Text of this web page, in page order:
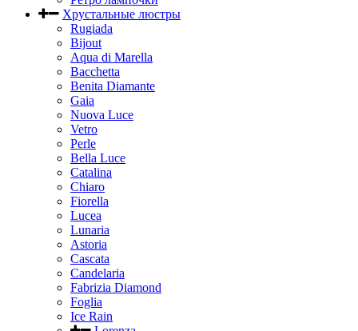
Хрустальные люстры
Rugiada
Bijout
Aqua di Marella
Bacchetta
Benita Diamante
Gaia
Nuova Luce
Vetro
Perle
Bella Luce
Сatalina
Chiaro
Fiorella
Lucea
Lunaria
Astoria
Cascata
Candelaria
Fabrizia Diamond
Foglia
Ice Rain